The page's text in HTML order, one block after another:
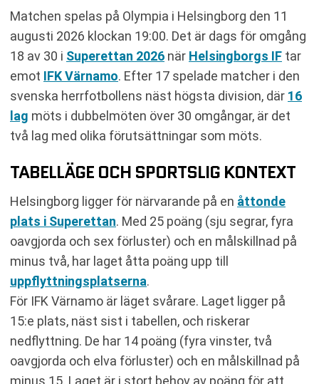
Matchen spelas på Olympia i Helsingborg den 11
augusti 2026 klockan 19:00. Det är dags för omgång
18 av 30 i Superettan 2026 när Helsingborgs IF tar
emot IFK Värnamo. Efter 17 spelade matcher i den
svenska herrfotbollens näst högsta division, där 16
lag möts i dubbelmöten över 30 omgångar, är det
två lag med olika förutsättningar som möts.
TABELLÄGE OCH SPORTSLIG KONTEXT
Helsingborg ligger för närvarande på en åttonde
plats i Superettan. Med 25 poäng (sju segrar, fyra
oavgjorda och sex förluster) och en målskillnad på
minus två, har laget åtta poäng upp till
uppflyttningsplatserna.
För IFK Värnamo är läget svårare. Laget ligger på
15:e plats, näst sist i tabellen, och riskerar
nedflyttning. De har 14 poäng (fyra vinster, två
oavgjorda och elva förluster) och en målskillnad på
minus 15. Laget är i stort behov av poäng för att